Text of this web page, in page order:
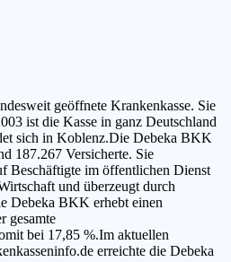
geöffnete Krankenkasse. Sie
ist die Kasse in ganz Deutschland
sich in Koblenz.Die Debeka BKK
187.267 Versicherte. Sie
Beschäftigte im öffentlichen Dienst
und überzeugt durch
Debeka BKK erhebt einen
gesamte
bei 17,85 %.Im aktuellen
erreichte die Debeka